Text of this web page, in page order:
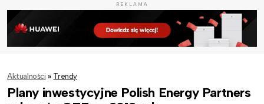
REKLAMA
Aktualności » Trendy
Plany inwestycyjne Polish Energy Partners